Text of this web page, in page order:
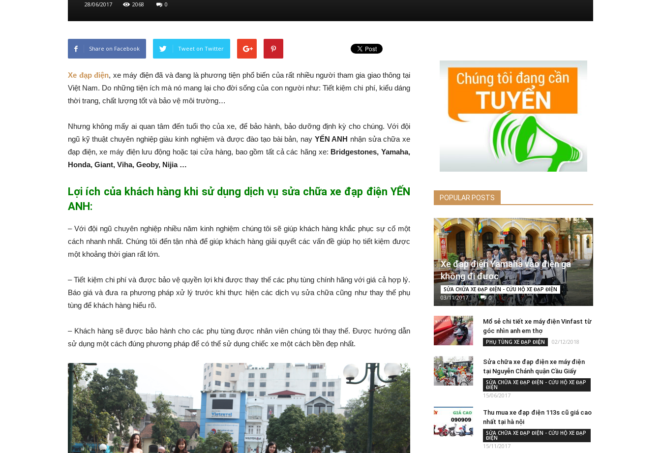
28/06/2017 2068 0
Share on Facebook Tweet on Twitter
Xe đạp điện, xe máy điện đã và đang là phương tiện phổ biến của rất nhiều người tham gia giao thông tại
Việt Nam. Do những tiện ích mà nó mang lại cho đời sống của con người như: Tiết kiệm chi phí, kiểu dáng
thời trang, chất lượng tốt và bảo vệ môi trường…
Nhưng không mấy ai quan tâm đến tuổi thọ của xe, để bảo hành, bảo dưỡng định kỳ cho chúng. Với đội
ngũ kỹ thuật chuyên nghiệp giàu kinh nghiệm và được đào tạo bài bản, nay YẾN ANH nhận sửa chữa xe
đạp điện, xe máy điện lưu động hoặc tại cửa hàng, bao gồm tất cả các hãng xe: Bridgestones, Yamaha,
Honda, Giant, Viha, Geoby, Nijia …
Lợi ích của khách hàng khi sử dụng dịch vụ sửa chữa xe đạp điện YẾN
ANH:
– Với đội ngũ chuyên nghiệp nhiều năm kinh nghiệm chúng tôi sẽ giúp khách hàng khắc phục sự cố một
cách nhanh nhất. Chúng tôi đến tận nhà để giúp khách hàng giải quyết các vấn đề giúp họ tiết kiệm được
một khoảng thời gian rất lớn.
– Tiết kiệm chi phí và được bảo vệ quyền lợi khi được thay thế các phụ tùng chính hãng với giá cả hợp lý.
Báo giá và đưa ra phương pháp xử lý trước khi thực hiện các dịch vụ sửa chữa cũng như thay thế phụ
tùng để khách hàng hiểu rõ.
– Khách hàng sẽ được bảo hành cho các phụ tùng được nhân viên chúng tôi thay thế. Được hướng dẫn
sử dụng một cách đúng phương pháp để có thể sử dụng chiếc xe một cách bền đẹp nhất.
POPULAR POSTS
Xe đạp điện Yamaha vào điện ga
không đi được
SỬA CHỮA XE ĐẠP ĐIỆN - CỨU HỘ XE ĐẠP ĐIỆN
03/11/2017 0
Mổ sẻ chi tiết xe máy điện Vinfast từ
góc nhìn anh em thợ
PHỤ TÙNG XE ĐẠP ĐIỆN 02/12/2018
Sửa chữa xe đạp điện xe máy điện
tại Nguyễn Chánh quận Cầu Giấy
SỬA CHỮA XE ĐẠP ĐIỆN - CỨU HỘ XE ĐẠP
ĐIỆN
15/06/2017
Thu mua xe đạp điện 113s cũ giá cao
nhất tại hà nội
SỬA CHỮA XE ĐẠP ĐIỆN - CỨU HỘ XE ĐẠP
ĐIỆN
15/11/2017